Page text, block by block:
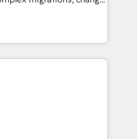
and creative
impact and
full-
the HubSpot
globally
frameworks that